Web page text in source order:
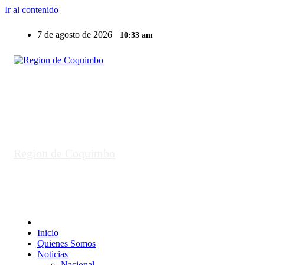
Ir al contenido
7 de agosto de 2026 10:33 am
Inicio
Quienes Somos
Noticias